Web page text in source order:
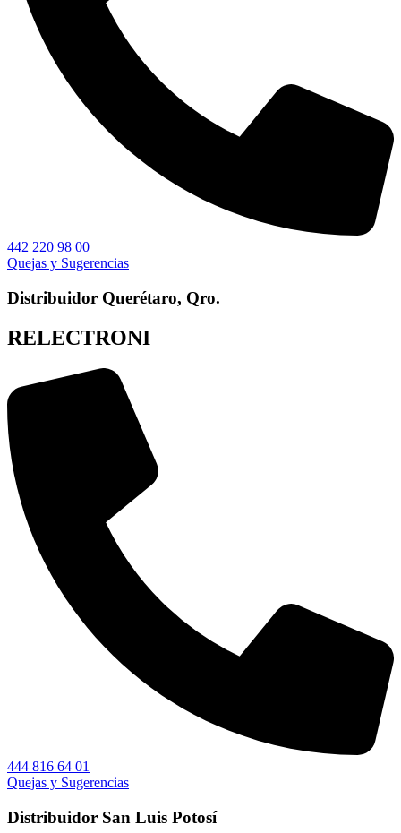
442 220 98 00
Quejas y Sugerencias
Distribuidor Querétaro, Qro.
RELECTRONI
444 816 64 01
Quejas y Sugerencias
Distribuidor San Luis Potosí